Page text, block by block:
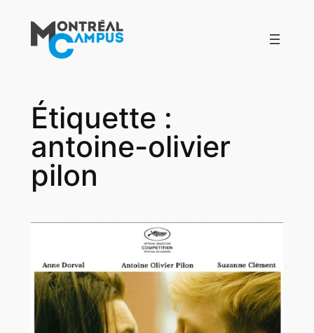
contenu
Étiquette :
antoine-olivier
pilon